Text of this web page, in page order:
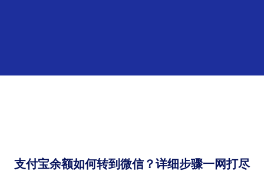
支付宝余额如何转到微信？详细步骤一网打尽